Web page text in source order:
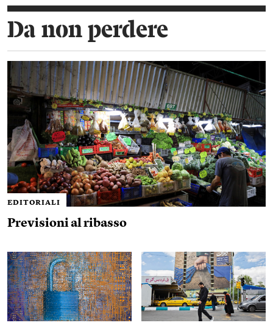
Da non perdere
EDITORIALI
Previsioni al ribasso